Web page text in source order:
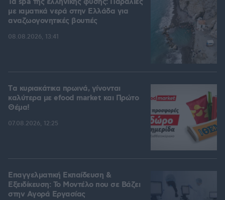
Τα spa της ελληνικής φύσης: Παραλίες
με ιαματικά νερά στην Ελλάδα για
αναζωογονητικές βουτιές
08.08.2026, 13:41
Tα κυριακάτικα πρωινά, γίνονται
καλύτερα με efood market και Πρώτο
Θέμα!
07.08.2026, 12:25
Επαγγελματική Εκπαίδευση &
Εξειδίκευση: Το Mοντέλο που σε Bάζει
στην Aγορά Eργασίας